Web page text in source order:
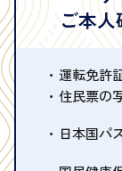
ご本人
運転免許
住民票の
日本国パ